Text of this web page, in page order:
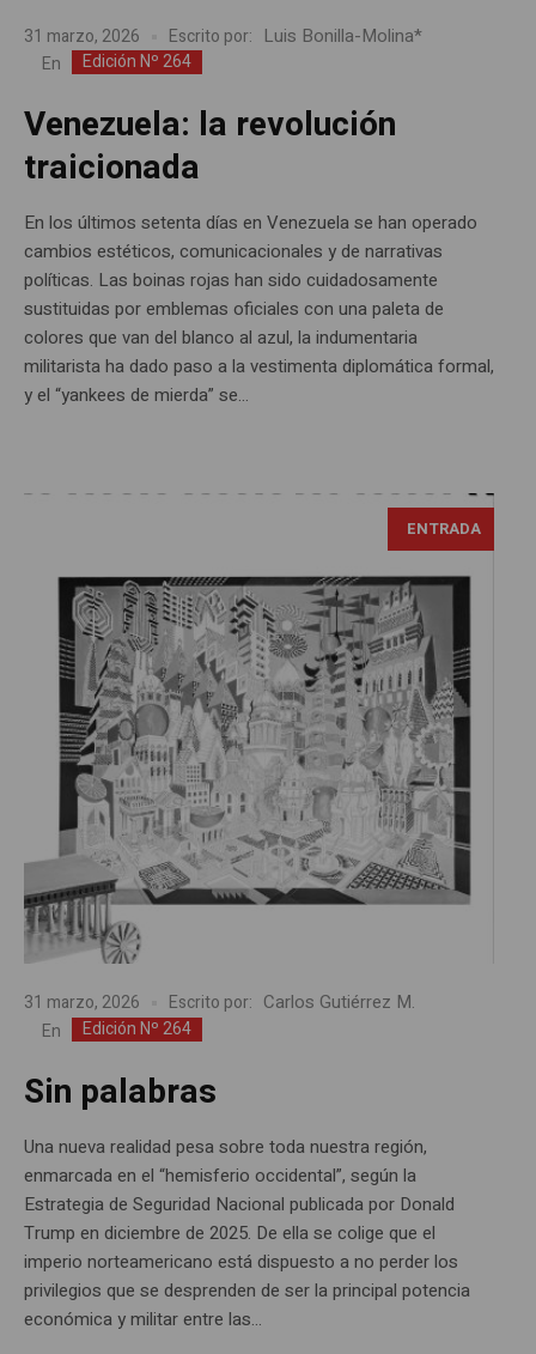
31 marzo, 2026 Escrito por: Luis Bonilla-Molina*
En Edición Nº 264
Venezuela: la revolución
traicionada
En los últimos setenta días en Venezuela se han operado
cambios estéticos, comunicacionales y de narrativas
políticas. Las boinas rojas han sido cuidadosamente
sustituidas por emblemas oficiales con una paleta de
colores que van del blanco al azul, la indumentaria
militarista ha dado paso a la vestimenta diplomática formal,
y el “yankees de mierda” se...
ENTRADA
31 marzo, 2026 Escrito por: Carlos Gutiérrez M.
En Edición Nº 264
Sin palabras
Una nueva realidad pesa sobre toda nuestra región,
enmarcada en el “hemisferio occidental”, según la
Estrategia de Seguridad Nacional publicada por Donald
Trump en diciembre de 2025. De ella se colige que el
imperio norteamericano está dispuesto a no perder los
privilegios que se desprenden de ser la principal potencia
económica y militar entre las...